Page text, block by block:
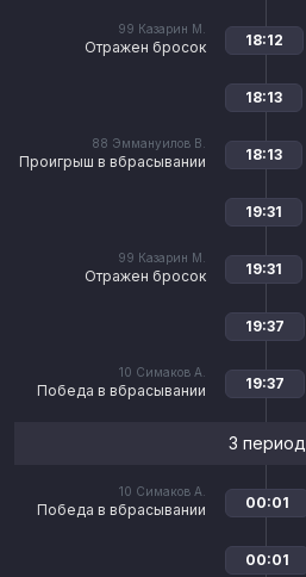
99 Казарин М.
Отражен бросок 18:12
18:13
88 Эммануилов В.
Проигрыш в вбрасывании 18:13
19:31
99 Казарин М.
Отражен бросок 19:31
19:37
10 Симаков А.
Победа в вбрасывании 19:37
3 период
10 Симаков А.
Победа в вбрасывании 00:01
00:01